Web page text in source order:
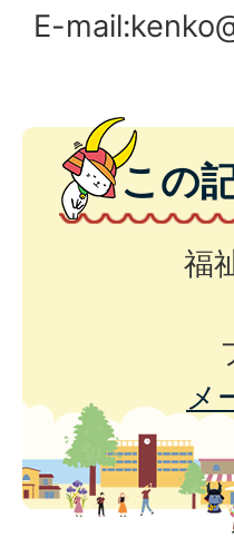
E-mail:
この
福
メ